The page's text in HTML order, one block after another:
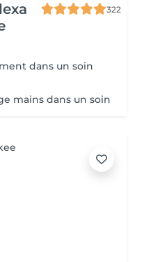
322
dans un soin
mains dans un soin